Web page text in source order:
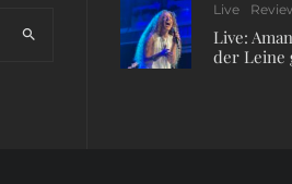
Live
Live:
der Leine